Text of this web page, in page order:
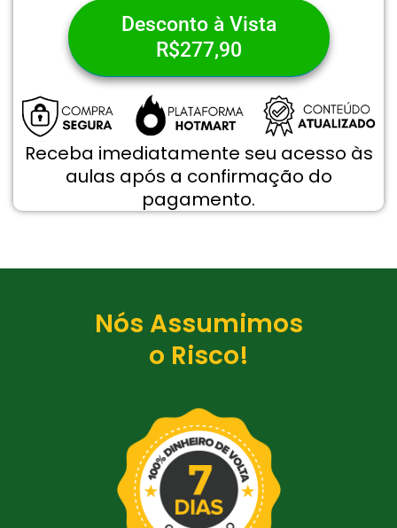
Desconto à Vista
R$277,90
Receba imediatamente seu acesso às
aulas após a confirmação do
pagamento.
Nós Assumimos
o Risco!